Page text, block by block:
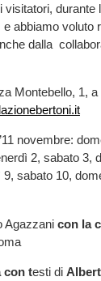
visitatori,
e abbiamo voluto
dalla
Montebello, 1,
novembre:
2, sabato 3,
sabato 10,
Agazzani con la
con testi di